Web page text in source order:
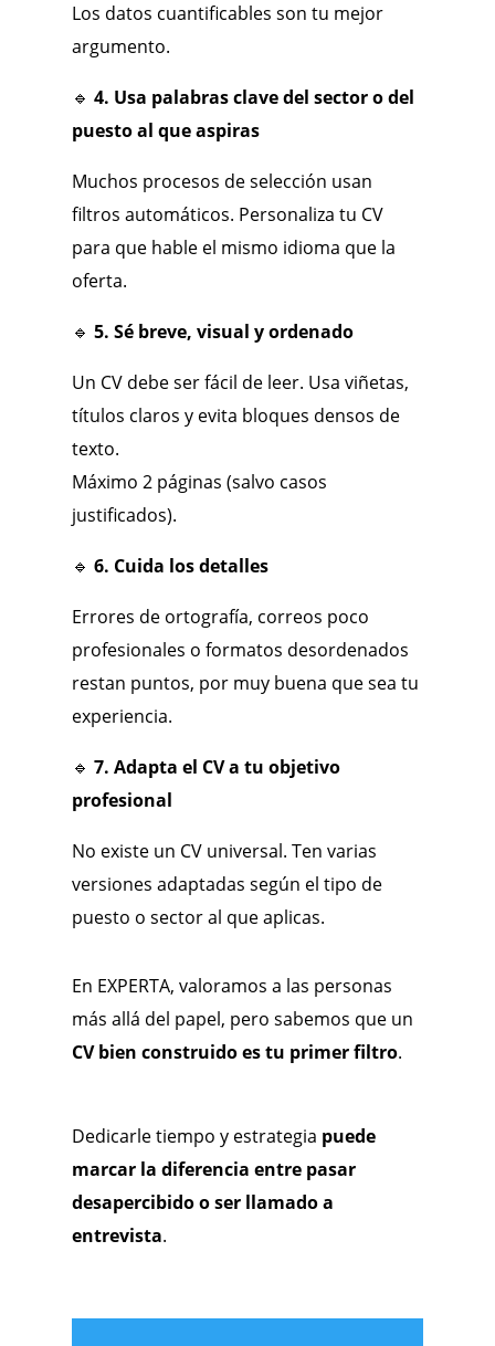
Los datos cuantificables son tu mejor
argumento.
🔹 4. Usa palabras clave del sector o del
puesto al que aspiras
Muchos procesos de selección usan
filtros automáticos. Personaliza tu CV
para que hable el mismo idioma que la
oferta.
🔹 5. Sé breve, visual y ordenado
Un CV debe ser fácil de leer. Usa viñetas,
títulos claros y evita bloques densos de
texto.
Máximo 2 páginas (salvo casos
justificados).
🔹 6. Cuida los detalles
Errores de ortografía, correos poco
profesionales o formatos desordenados
restan puntos, por muy buena que sea tu
experiencia.
🔹 7. Adapta el CV a tu objetivo
profesional
No existe un CV universal. Ten varias
versiones adaptadas según el tipo de
puesto o sector al que aplicas.
En EXPERTA, valoramos a las personas
más allá del papel, pero sabemos que un
CV bien construido es tu primer filtro.
Dedicarle tiempo y estrategia puede
marcar la diferencia entre pasar
desapercibido o ser llamado a
entrevista.